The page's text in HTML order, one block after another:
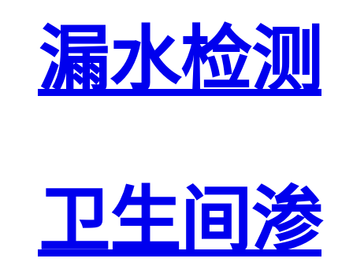
漏水检测
卫生间渗